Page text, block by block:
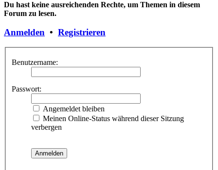
Du hast keine ausreichenden Rechte, um Themen in diesem
Forum zu lesen.
Anmelden • Registrieren
Benutzername:
Passwort:
Angemeldet bleiben
Meinen Online-Status während dieser Sitzung
verbergen